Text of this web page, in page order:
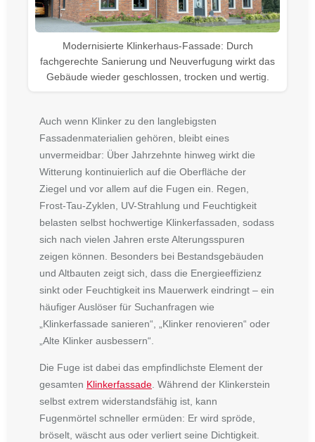
Modernisierte Klinkerhaus-Fassade: Durch
fachgerechte Sanierung und Neuverfugung wirkt das
Gebäude wieder geschlossen, trocken und wertig.
Auch wenn Klinker zu den langlebigsten
Fassadenmaterialien gehören, bleibt eines
unvermeidbar: Über Jahrzehnte hinweg wirkt die
Witterung kontinuierlich auf die Oberfläche der
Ziegel und vor allem auf die Fugen ein. Regen,
Frost-Tau-Zyklen, UV-Strahlung und Feuchtigkeit
belasten selbst hochwertige Klinkerfassaden, sodass
sich nach vielen Jahren erste Alterungsspuren
zeigen können. Besonders bei Bestandsgebäuden
und Altbauten zeigt sich, dass die Energieeffizienz
sinkt oder Feuchtigkeit ins Mauerwerk eindringt – ein
häufiger Auslöser für Suchanfragen wie
„Klinkerfassade sanieren“
„Klinker renovieren“ oder
„Alte Klinker ausbessern“
Die Fuge ist dabei das empfindlichste Element der
gesamten Klinkerfassade . Während der Klinkerstein
selbst extrem widerstandsfähig ist, kann
Fugenmörtel schneller ermüden: Er wird spröde,
bröselt, wäscht aus oder verliert seine Dichtigkeit.